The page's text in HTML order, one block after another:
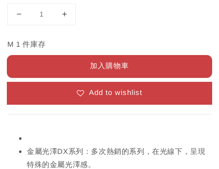
M 1 件庫存
加入購物車
Add to wishlist
金屬光澤DX系列：多次熱銷的系列，在光線下，呈現
特殊的金屬光澤感。